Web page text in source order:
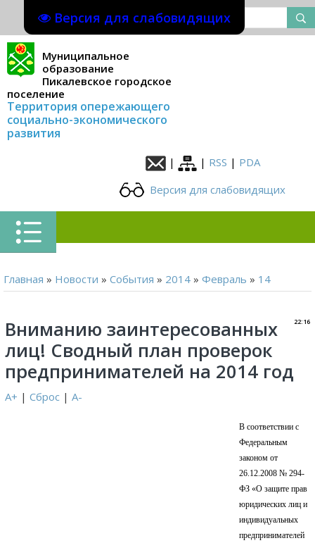
Версия для слабовидящих
Муниципальное
образование
Пикалевское городское
поселение
Территория опережающего
социально-экономического
развития
| | RSS | PDA
Версия для слабовидящих
Главная » Новости » События » 2014 » Февраль » 14
22:16
Вниманию заинтересованных
лиц! Сводный план проверок
предпринимателей на 2014 год
A+ | Сброс | A-
В соответствии с
Федеральным
законом от
26.12.2008 № 294-
ФЗ «О защите прав
юридических лиц и
индивидуальных
предпринимателей